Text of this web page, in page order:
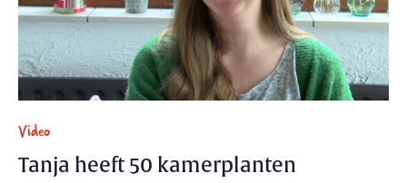
Video
Tanja heeft 50 kamerplanten